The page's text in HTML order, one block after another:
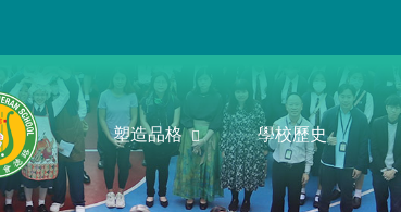
塑造品格 學校歷史